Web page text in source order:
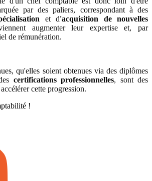
par des paliers, correspondant à des
et d'acquisition de nouvelles
augmenter leur expertise et, par
de rémunération.
qu'elles soient obtenues via des diplômes
certifications professionnelles, sont des
cette progression.
!